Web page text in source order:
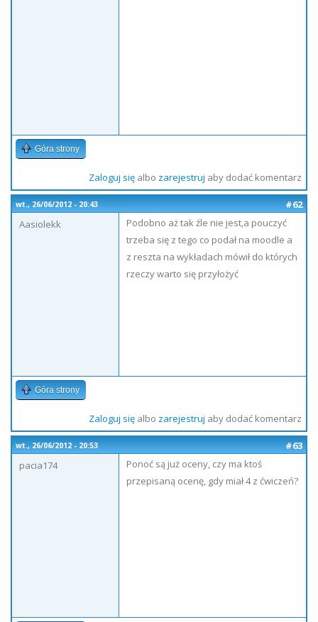
Góra strony
Zaloguj sięalbo zarejestruj aby dodać komentarz
wt., 26/06/2012 - 20:43
#62
Aasiolekk
Podobno aż tak źle nie jest,a pouczyć
trzeba się z tego co podał na moodle a
z reszta na wykładach mówił do których
rzeczy warto się przyłożyć
Góra strony
Zaloguj sięalbo zarejestruj aby dodać komentarz
wt., 26/06/2012 - 20:53
#63
pacia174
Ponoć są już oceny, czy ma ktoś
przepisaną ocenę, gdy miał 4 z ćwiczeń?